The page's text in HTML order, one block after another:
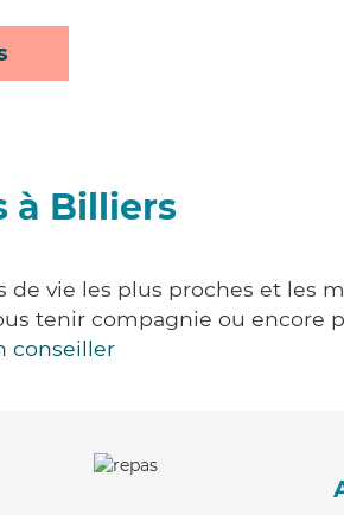
à Billiers
vie les plus proches et les
tenir compagnie ou encore
conseiller